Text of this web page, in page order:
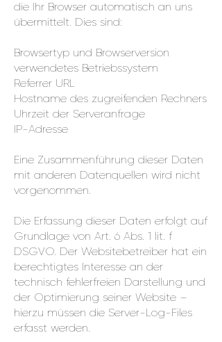
die Ihr Browser automatisch an uns
übermittelt. Dies sind:
Browsertyp und Browserversion
verwendetes Betriebssystem
Referrer URL
Hostname des zugreifenden Rechners
Uhrzeit der Serveranfrage
IP-Adresse
Eine Zusammenführung dieser Daten
mit anderen Datenquellen wird nicht
vorgenommen.
Die Erfassung dieser Daten erfolgt auf
Grundlage von Art. 6 Abs. 1 lit. f
DSGVO. Der Websitebetreiber hat ein
berechtigtes Interesse an der
technisch fehlerfreien Darstellung und
der Optimierung seiner Website –
hierzu müssen die Server-Log-Files
erfasst werden.